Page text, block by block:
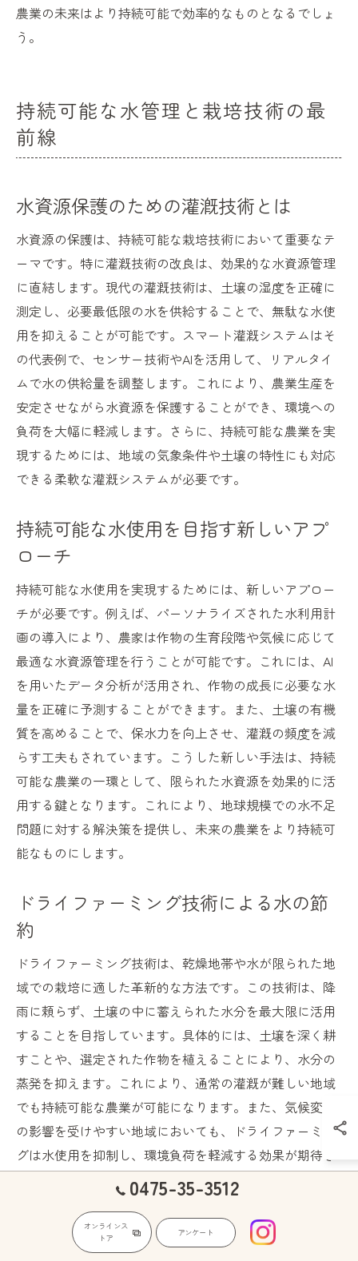
農業の未来はより持続可能で効率的なものとなるでしょ
う。
持続可能な水管理と栽培技術の最
前線
水資源保護のための灌漑技術とは
水資源の保護は、持続可能な栽培技術において重要なテ
ーマです。特に灌漑技術の改良は、効果的な水資源管理
に直結します。現代の灌漑技術は、土壌の湿度を正確に
測定し、必要最低限の水を供給することで、無駄な水使
用を抑えることが可能です。スマート灌漑システムはそ
の代表例で、センサー技術やAIを活用して、リアルタイ
ムで水の供給量を調整します。これにより、農業生産を
安定させながら水資源を保護することができ、環境への
負荷を大幅に軽減します。さらに、持続可能な農業を実
現するためには、地域の気象条件や土壌の特性にも対応
できる柔軟な灌漑システムが必要です。
持続可能な水使用を目指す新しいアプ
ローチ
持続可能な水使用を実現するためには、新しいアプロー
チが必要です。例えば、パーソナライズされた水利用計
画の導入により、農家は作物の生育段階や気候に応じて
最適な水資源管理を行うことが可能です。これには、AI
を用いたデータ分析が活用され、作物の成長に必要な水
量を正確に予測することができます。また、土壌の有機
質を高めることで、保水力を向上させ、灌漑の頻度を減
らす工夫もされています。こうした新しい手法は、持続
可能な農業の一環として、限られた水資源を効果的に活
用する鍵となります。これにより、地球規模での水不足
問題に対する解決策を提供し、未来の農業をより持続可
能なものにします。
ドライファーミング技術による水の節
約
ドライファーミング技術は、乾燥地帯や水が限られた地
域での栽培に適した革新的な方法です。この技術は、降
雨に頼らず、土壌の中に蓄えられた水分を最大限に活用
することを目指しています。具体的には、土壌を深く耕
すことや、選定された作物を植えることにより、水分の
蒸発を抑えます。これにより、通常の灌漑が難しい地域
でも持続可能な農業が可能になります。また、気候変動
の影響を受けやすい地域においても、ドライファーミン
グは水使用を抑制し、環境負荷を軽減する効果が期待さ
れています。これにより、将来的な農業の変化に対応で
肢を提供しています。
0475-35-3512
オンラインス
トア
アンケート